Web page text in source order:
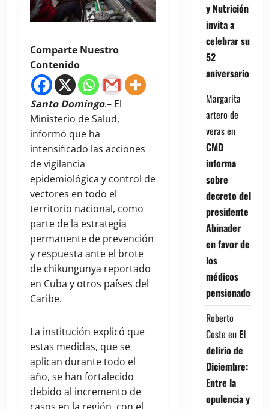
Comparte Nuestro
Contenido
Santo Domingo.– El
Ministerio de Salud,
informó que ha
intensificado las acciones
de vigilancia
epidemiológica y control de
vectores en todo el
territorio nacional, como
parte de la estrategia
permanente de prevención
y respuesta ante el brote
de chikungunya reportado
en Cuba y otros países del
Caribe.
La institución explicó que
estas medidas, que se
aplican durante todo el
año, se han fortalecido
debido al incremento de
y Nutrición
invita a
celebrar su
52
aniversario
Margarita
artero de
verasen
CMD
informa
sobre
decreto del
presidente
Abinader
en favor de
los
médicos
pensionados
Roberto
Coste en El
delirio de
Diciembre:
Entre la
opulencia y